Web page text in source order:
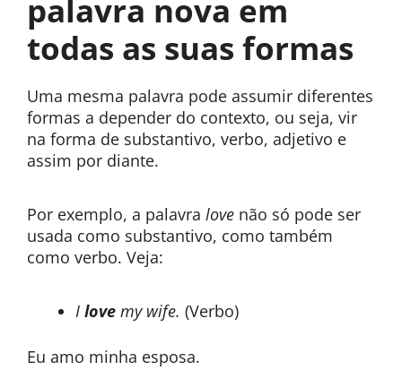
palavra nova em
todas as suas formas
Uma mesma palavra pode assumir diferentes
formas a depender do contexto, ou seja, vir
na forma de substantivo, verbo, adjetivo e
assim por diante.
Por exemplo, a palavra love não só pode ser
usada como substantivo, como também
como verbo. Veja:
I love my wife. (Verbo)
Eu amo minha esposa.